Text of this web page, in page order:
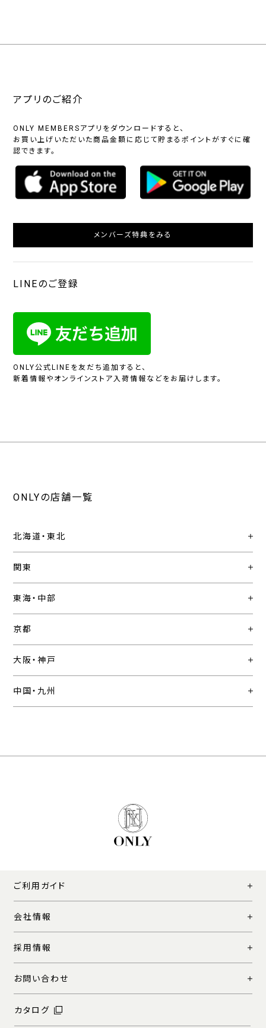
アプリのご紹介
ONLY MEMBERSアプリをダウンロードすると、
お買い上げいただいた商品金額に応じて貯まるポイントがすぐに確
認できます。
メンバーズ特典をみる
LINEのご登録
ONLY公式LINEを友だち追加すると、
新着情報やオンラインストア入荷情報などをお届けします。
ONLYの店舗一覧
北海道・東北
関東
東海・中部
京都
大阪・神戸
中国・九州
ご利用ガイド
会社情報
採用情報
お問い合わせ
カタログ